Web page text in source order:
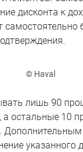
дисконта к
© Haval
лишь 90
остальные 10
указанного